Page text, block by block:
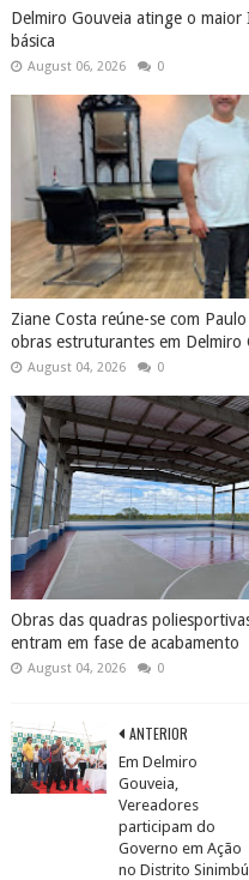
Delmiro Gouveia atinge o maior
básica
August 06, 2026 0
Ziane Costa reúne-se com
obras estruturantes em Delmiro
August 04, 2026 0
Obras das quadras
entram em fase de acabamento
August 04, 2026 0
ANTERIOR
Em Delmiro
Gouveia,
Vereadores
participam do
Governo em Ação
no Distrito Sinimbú